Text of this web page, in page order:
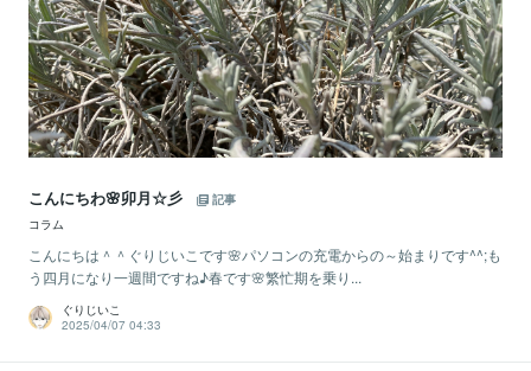
こんにちわ🌸卯月☆彡
記事
コラム
こんにちは＾＾ぐりじいこです🌸パソコンの充電からの～始まりです^^;も
う四月になり一週間ですね♪春です🌸繁忙期を乗り...
ぐりじいこ
2025/04/07 04:33